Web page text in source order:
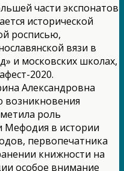
части экспонатов
исторической
росписью,
вязи в
и московских школах,
2020.
Александровна
возникновения
роль
Мефодия в истории
первопечатника
книжности на
особое внимание